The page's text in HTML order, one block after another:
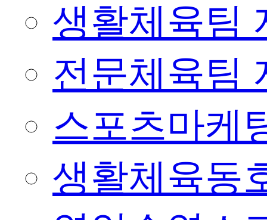
생활체육팀
전문체육팀
스포츠마케
생활체육동